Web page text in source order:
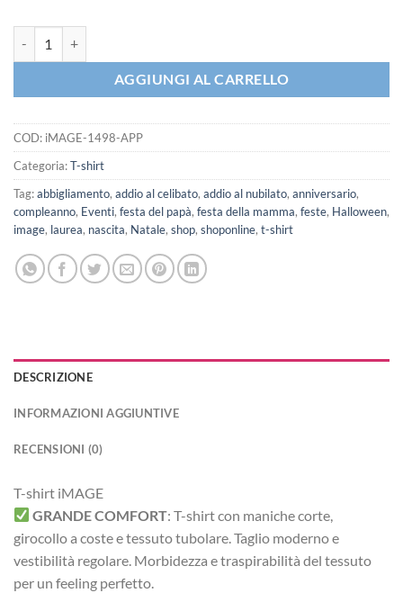
AGGIUNGI AL CARRELLO
COD: iMAGE-1498-APP
Categoria:T-shirt
Tag:abbigliamento, addio al celibato, addio al nubilato, anniversario,
compleanno, Eventi, festa del papà, festa della mamma, feste, Halloween,
image, laurea, nascita, Natale, shop, shoponline, t-shirt
DESCRIZIONE
INFORMAZIONI AGGIUNTIVE
RECENSIONI (0)
T-shirt iMAGE
GRANDE COMFORT:T-shirt con maniche corte,
girocollo a coste e tessuto tubolare. Taglio moderno e
vestibilità regolare. Morbidezza e traspirabilità del tessuto
per un feeling perfetto.